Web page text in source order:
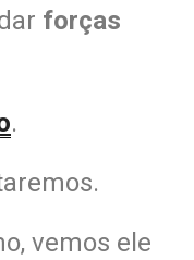
forças
.
vemos ele